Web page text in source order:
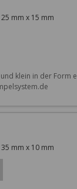
25 mm x 15 mm
klein in der Form
35 mm x 10 mm